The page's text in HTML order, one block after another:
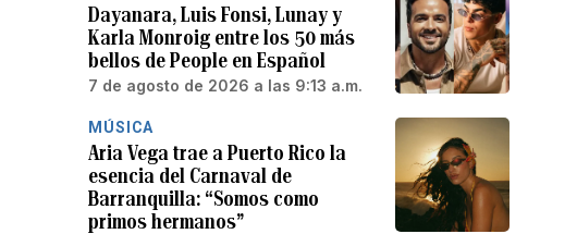
Dayanara, Luis Fonsi, Lunay y
Karla Monroig entre los 50 más
bellos de People en Español
7 de agosto de 2026 a las 9:13 a.m.
MÚSICA
Aria Vega trae a Puerto Rico la
esencia del Carnaval de
Barranquilla: “Somos como
primos hermanos”